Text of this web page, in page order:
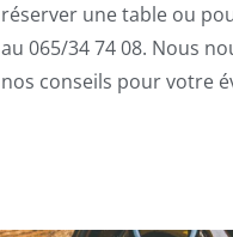
réserver une table ou
au 065/34 74 08. Nous
nos conseils pour votre